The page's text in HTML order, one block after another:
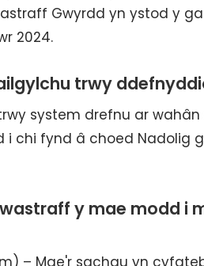
Gwyrdd yn ystod y
2024.
trwy
system drefnu ar
i chi fynd â choed Nadolig
y mae modd i
– Mae'r sachau yn